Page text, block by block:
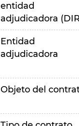
entidad
adjudicadora
Entidad
adjudicadora
Objeto del